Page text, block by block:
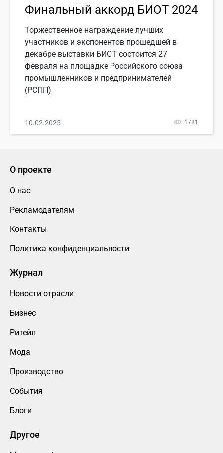
Финальный аккорд БИОТ 2024
Торжественное награждение лучших
участников и экспонентов прошедшей в
декабре выставки БИОТ состоится 27
февраля на площадке Российского союза
промышленников и предпринимателей
(РСПП)
10.02.2025 1781
О проекте
О нас
Рекламодателям
Контакты
Политика конфиденциальности
Журнал
Новости отрасли
Бизнес
Ритейл
Мода
Производство
События
Блоги
Другое